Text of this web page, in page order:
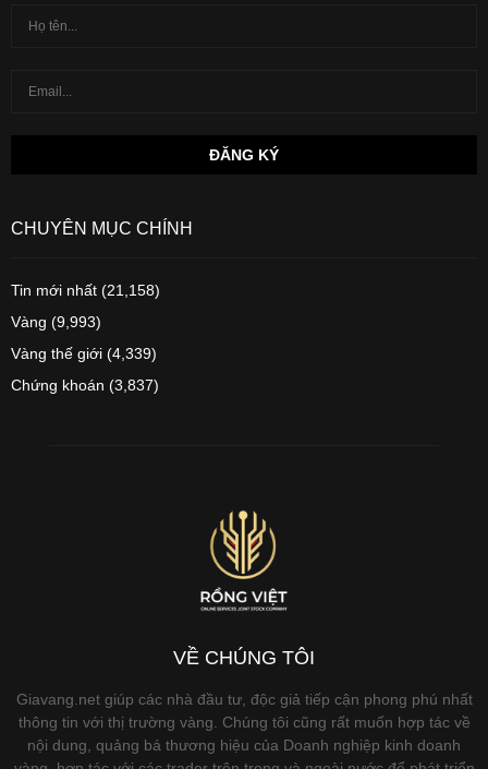
CHUYÊN MỤC CHÍNH
Tin mới nhất (21,158)
Vàng (9,993)
Vàng thế giới (4,339)
Chứng khoán (3,837)
VỀ CHÚNG TÔI
Giavang.net giúp các nhà đầu tư, độc giả tiếp cận phong phú nhất
thông tin với thị trường vàng. Chúng tôi cũng rất muốn hợp tác về
nội dung, quảng bá thương hiệu của Doanh nghiệp kinh doanh